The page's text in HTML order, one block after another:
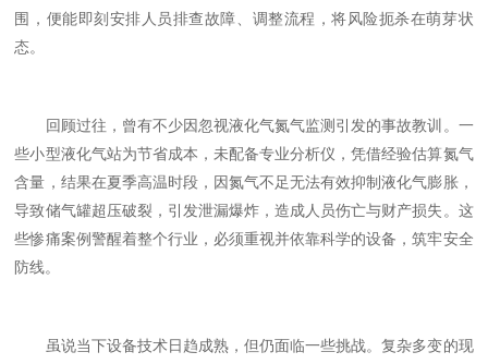
围，便能即刻安排人员排查故障、调整流程，将风险扼杀在萌芽状
态。
回顾过往，曾有不少因忽视液化气氮气监测引发的事故教训。一
些小型液化气站为节省成本，未配备专业分析仪，凭借经验估算氮气
含量，结果在夏季高温时段，因氮气不足无法有效抑制液化气膨胀，
导致储气罐超压破裂，引发泄漏爆炸，造成人员伤亡与财产损失。这
些惨痛案例警醒着整个行业，必须重视并依靠科学的设备，筑牢安全
防线。
虽说当下设备技术日趋成熟，但仍面临一些挑战。复杂多变的现